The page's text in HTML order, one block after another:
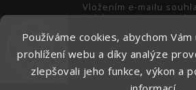
Používáme cookies, abychom
prohlížení webu a díky analýze
zlepšovali jeho funkce, výkon a
podmínkami ochrany
Přihlásit se